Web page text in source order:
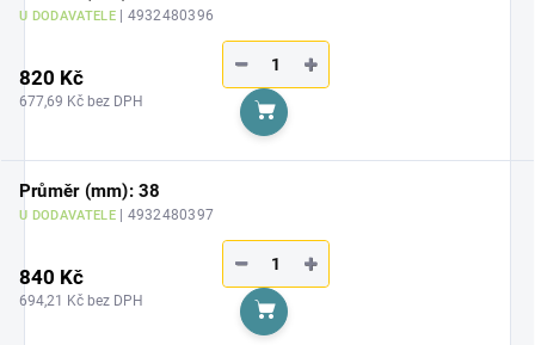
U DODAVATELE | 4932480396
820 Kč
677,69 Kč bez DPH
+
−
Do košíku
Průměr (mm): 38
U DODAVATELE | 4932480397
840 Kč
694,21 Kč bez DPH
+
−
Do košíku